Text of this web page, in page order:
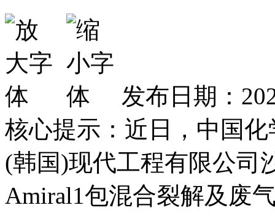
发布日期：
核心提示：近日，中国
(韩国)现代工程有限公司
Amiral1包混合裂解及废